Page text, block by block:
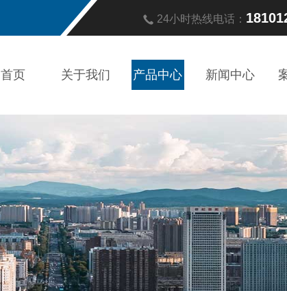
24小时热线电话：
首页 关于我们 产品中心 新闻中心